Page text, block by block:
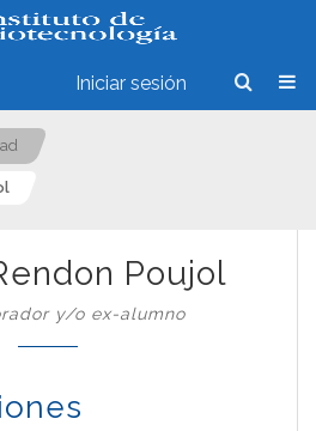
Iniciar sesión
Poujol
y/o ex-alumno